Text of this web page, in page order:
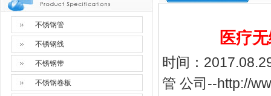
不锈钢管
不锈钢线
不锈钢带
不锈钢卷板
医疗
时间：
管 公司--http://